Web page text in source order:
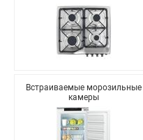
Встраиваемые морозильные
камеры